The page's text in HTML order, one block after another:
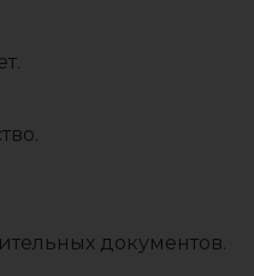
документов.